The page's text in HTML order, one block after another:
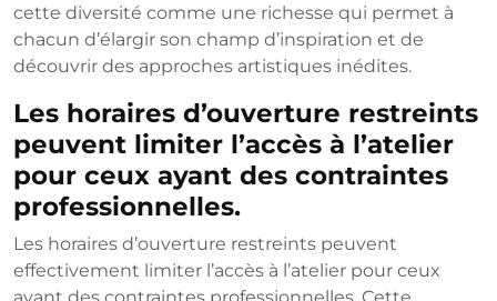
cette diversité comme une richesse qui permet à
chacun d’élargir son champ d’inspiration et de
découvrir des approches artistiques inédites.
Les horaires d’ouverture restreints
peuvent limiter l’accès à l’atelier
pour ceux ayant des contraintes
professionnelles.
Les horaires d’ouverture restreints peuvent
effectivement limiter l’accès à l’atelier pour ceux
ayant des contraintes professionnelles. Cette